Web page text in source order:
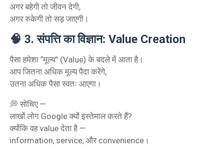
अगर बहेगी तो जीवन देगी,
अगर रुकेगी तो सड़ जाएगी।
🧠 3. संपत्ति का विज्ञान: Value Creation
पैसा हमेशा “मूल्य” (Value) के बदले में आता है।
आप जितना अधिक मूल्य पैदा करेंगे,
उतना अधिक पैसा स्वतः आएगा।
💭 सोचिए —
लाखों लोग Google क्यों इस्तेमाल करते हैं?
क्योंकि वह value देता है —
information, service, और convenience।